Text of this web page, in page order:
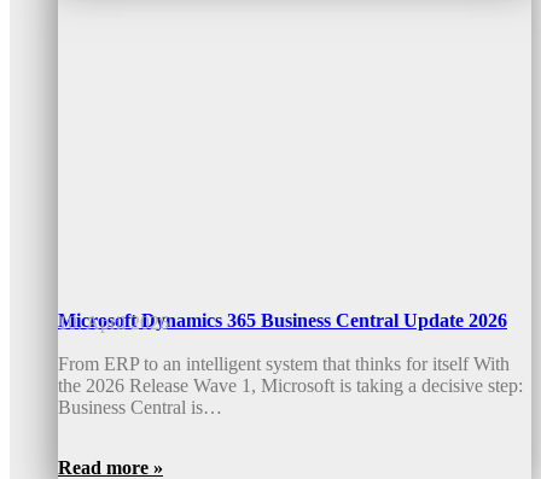
Microsoft Dynamics 365 Business Central Update 2026
10. April 2026
From ERP to an intelligent system that thinks for itself With
the 2026 Release Wave 1, Microsoft is taking a decisive step:
Business Central is…
Read more »